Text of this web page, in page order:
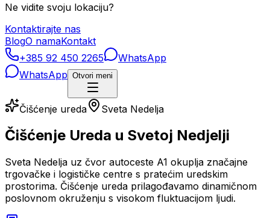
Ne vidite svoju lokaciju?
Kontaktirajte nas
BlogO namaKontakt
+385 92 450 2265
WhatsApp
WhatsApp Otvori meni
Čišćenje ureda Sveta Nedelja
Čišćenje Ureda u Svetoj Nedjelji
Sveta Nedelja uz čvor autoceste A1 okuplja značajne
trgovačke i logističke centre s pratećim uredskim
prostorima. Čišćenje ureda prilagođavamo dinamičnom
poslovnom okruženju s visokom fluktuacijom ljudi.